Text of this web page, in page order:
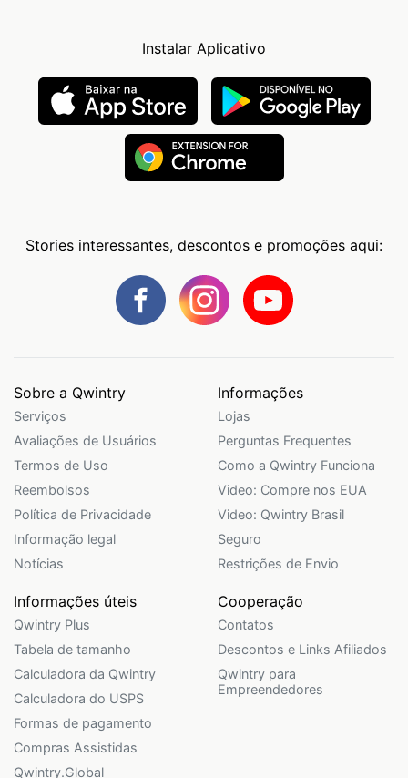
Instalar Aplicativo
Stories interessantes, descontos e promoções aqui:
Sobre a Qwintry
Serviços
Avaliações de Usuários
Termos de Uso
Reembolsos
Política de Privacidade
Informação legal
Notícias
Informações
Lojas
Perguntas Frequentes
Como a Qwintry Funciona
Video: Compre nos EUA
Video: Qwintry Brasil
Seguro
Restrições de Envio
Informações úteis
Qwintry Plus
Tabela de tamanho
Calculadora da Qwintry
Calculadora do USPS
Formas de pagamento
Compras Assistidas
Qwintry.Global
Cooperação
Contatos
Descontos e Links Afiliados
Qwintry para
Empreendedores